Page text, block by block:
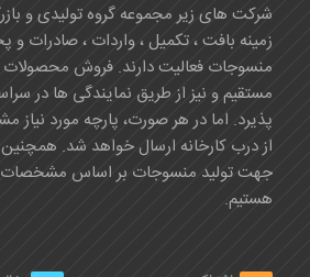
شرکت های زیر مجموعه گروه تولیدی و
زمینه بافت ، تکمیل ، واردات ، صادرات
منسوجات فعالیت دارند. فروش
مستقیم و نیز از طریق نمایندگی ها در
پذیرد. اما در هر صورت، پارچه مورد
از درب کارخانه ارسال خواهد شد.
جهت تولید منسوجات بر اساس مشخصات
هستیم.